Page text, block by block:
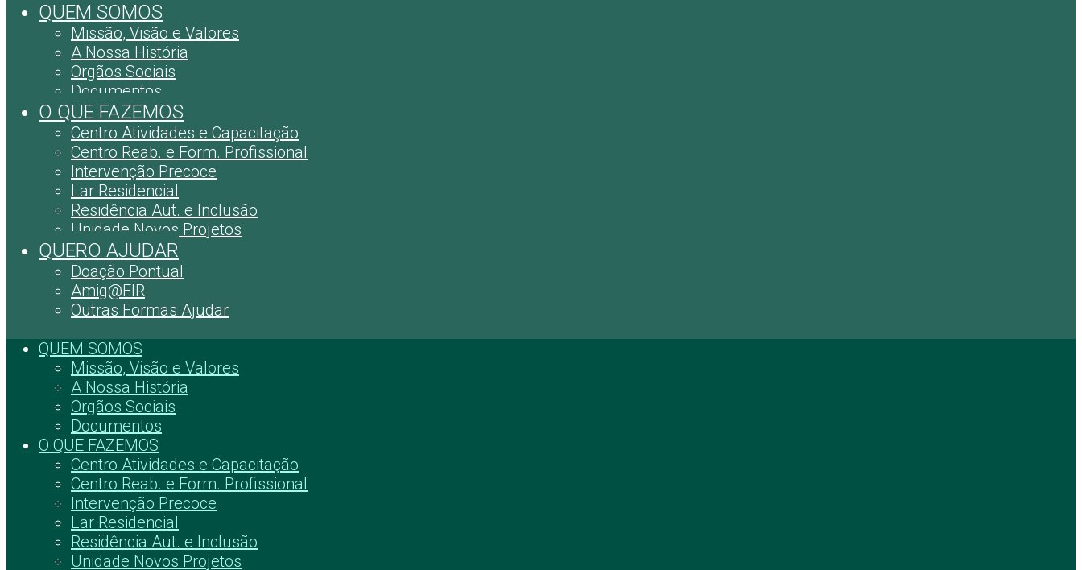
QUEM SOMOS
Missão, Visão e Valores
A Nossa História
Orgãos Sociais
Documentos
O QUE FAZEMOS
Centro Atividades e Capacitação
Centro Reab. e Form. Profissional
Intervenção Precoce
Lar Residencial
Residência Aut. e Inclusão
Unidade Novos Projetos
QUERO AJUDAR
Doação Pontual
Amig@FIR
Outras Formas Ajudar
QUEM SOMOS
Missão, Visão e Valores
A Nossa História
Orgãos Sociais
Documentos
O QUE FAZEMOS
Centro Atividades e Capacitação
Centro Reab. e Form. Profissional
Intervenção Precoce
Lar Residencial
Residência Aut. e Inclusão
Unidade Novos Projetos